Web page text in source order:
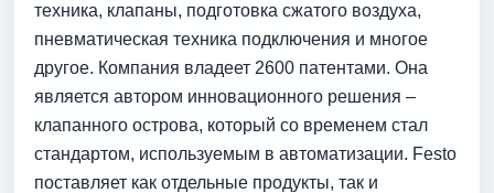
техника, клапаны, подготовка сжатого воздуха,
пневматическая техника подключения и многое
другое. Компания владеет 2600 патентами. Она
является автором инновационного решения –
клапанного острова, который со временем стал
стандартом, используемым в автоматизации. Festo
поставляет как отдельные продукты, так и